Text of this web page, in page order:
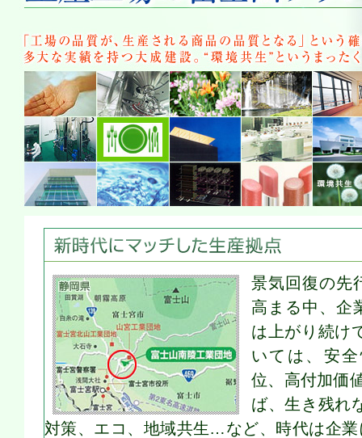
企業特集 最高峰の工場施設エンジニアリング 生産工
景気回復の先
高まる中、企
は上がり続け
いては、安
位、高付加価
ば、生き残れ
対策、エコ、地域共生…など、時代は企